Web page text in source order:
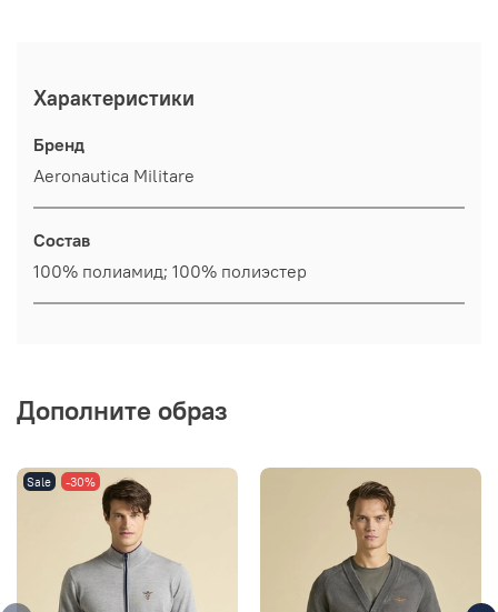
Характеристики
Бренд
Aeronautica Militare
Состав
100% полиамид; 100% полиэстер
Дополните образ
Sale -30%